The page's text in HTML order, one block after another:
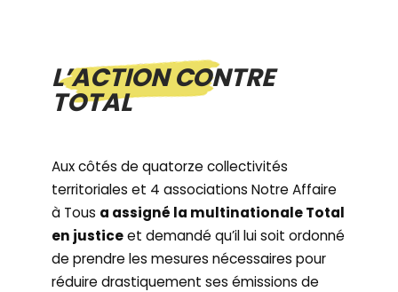
L’ACTION CONTRE
TOTAL
Aux côtés de quatorze collectivités
territoriales et 4 associations Notre Affaire
à Tous a assigné la multinationale Total
en justiceet demandé qu’il lui soit ordonné
de prendre les mesures nécessaires pour
réduire drastiquement ses émissions de